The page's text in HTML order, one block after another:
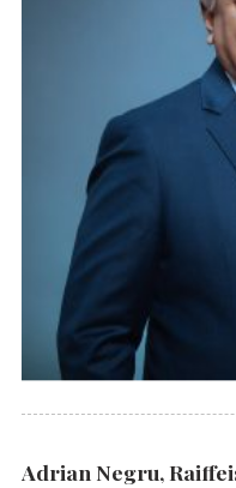
Adrian Negru,